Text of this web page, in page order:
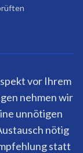
vor Ihrem
nehmen wir
unnötigen
nötig
statt